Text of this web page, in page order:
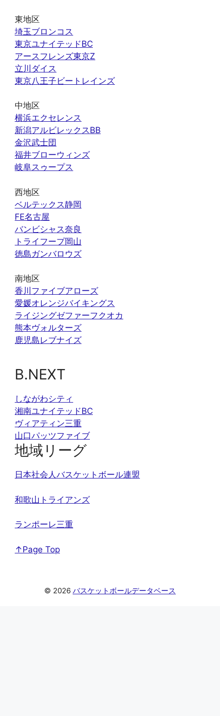
東地区
埼玉ブロンコス
東京ユナイテッドBC
アースフレンズ東京Z
立川ダイス
東京八王子ビートレインズ
中地区
横浜エクセレンス
新潟アルビレックスBB
金沢武士団
福井ブローウィンズ
岐阜スゥープス
西地区
ベルテックス静岡
FE名古屋
バンビシャス奈良
トライフープ岡山
徳島ガンバロウズ
南地区
香川ファイブアローズ
愛媛オレンジバイキングス
ライジングゼファーフクオカ
熊本ヴォルターズ
鹿児島レブナイズ
B.NEXT
しながわシティ
湘南ユナイテッドBC
ヴィアティン三重
山口パッツファイブ
地域リーグ
日本社会人バスケットボール連盟
和歌山トライアンズ
ランポーレ三重
↑Page Top
© 2026 バスケットボールデータベース